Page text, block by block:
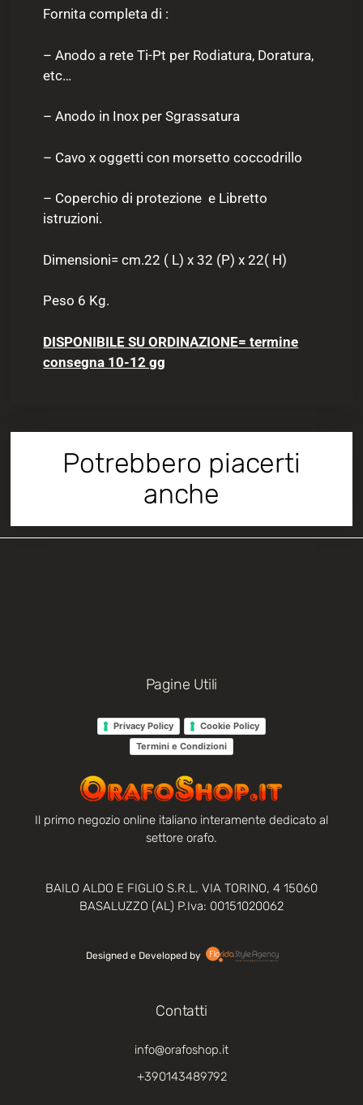
Fornita completa di :
– Anodo a rete Ti-Pt per Rodiatura, Doratura,
etc…
– Anodo in Inox per Sgrassatura
– Cavo x oggetti con morsetto coccodrillo
– Coperchio di protezione e Libretto
istruzioni.
Dimensioni= cm.22 ( L) x 32 (P) x 22( H)
Peso 6 Kg.
DISPONIBILE SU ORDINAZIONE= termine
consegna 10-12 gg
Potrebbero piacerti
anche
Pagine Utili
Privacy Policy
Cookie Policy
Termini e Condizioni
Il primo negozio online italiano interamente dedicato al
settore orafo.
BAILO ALDO E FIGLIO S.R.L. VIA TORINO, 4 15060
BASALUZZO (AL) P.Iva: 00151020062
Contatti
info@orafoshop.it
+390143489792